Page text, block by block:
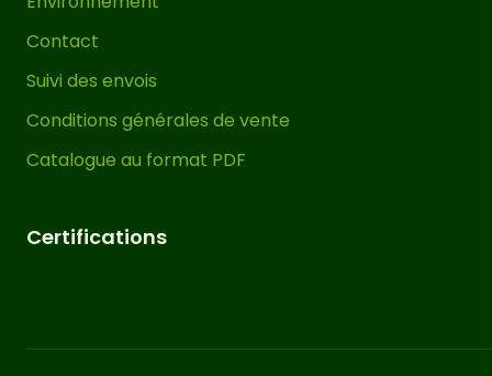
est appliqué en garantissant l’absence
de substances nocives telles que le
chrome et l’arsenic. Ce processus
protège et renforce la durabilité du
bois contre l’humidité, les insectes et
divers facteurs environnementaux,
un protecteur sur le bois pendant les
Contact
Suivi des envois
Conditions générales de vente
Catalogue au format PDF
Certifications